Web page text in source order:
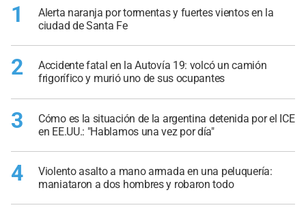
1
Alerta naranja por tormentas y fuertes vientos en la
ciudad de Santa Fe
2
Accidente fatal en la Autovía 19: volcó un camión
frigorífico y murió uno de sus ocupantes
3
Cómo es la situación de la argentina detenida por el ICE
en EE.UU.: "Hablamos una vez por día"
4
Violento asalto a mano armada en una peluquería:
maniataron a dos hombres y robaron todo